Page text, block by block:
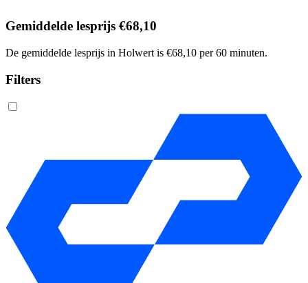
Gemiddelde lesprijs €68,10
De gemiddelde lesprijs in Holwert is €68,10 per 60 minuten.
Filters